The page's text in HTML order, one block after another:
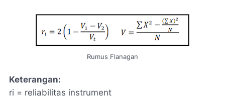
Rumus Flanagan
Keterangan:
ri = reliabilitas instrument